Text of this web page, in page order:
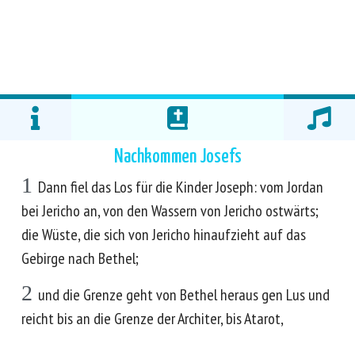
Nachkommen Josefs
1 Dann fiel das Los für die Kinder Joseph: vom Jordan
bei Jericho an, von den Wassern von Jericho ostwärts;
die Wüste, die sich von Jericho hinaufzieht auf das
Gebirge nach Bethel;
2 und die Grenze geht von Bethel heraus gen Lus und
reicht bis an die Grenze der Architer, bis Atarot,